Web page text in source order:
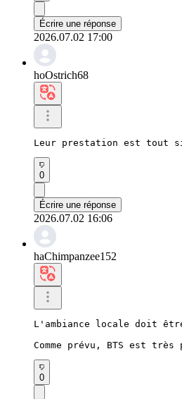
Écrire une réponse
2026.07.02 17:00
hoOstrich68
Leur prestation est tout
0
Écrire une réponse
2026.07.02 16:06
haChimpanzee152
L'ambiance locale doit
Comme prévu, BTS est très
0